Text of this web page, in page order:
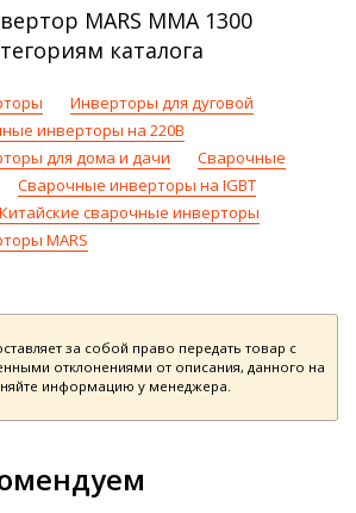
MARS MMA 1300
каталога
Инверторы для дуговой
инверторы на 220В
для дома и дачи
Сварочные
Сварочные инверторы на IGBT
Китайские сварочные инверторы
MARS
за собой право передать товар с
отклонениями от описания, данного на
информацию у менеджера.